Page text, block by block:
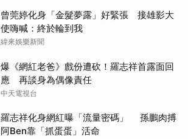
曾莞婷化身「金髮夢露」好緊張 接雄影大
使嗨喊：終於輪到我
緯來娛樂新聞
爆《網紅老爸》戲份遭砍！羅志祥首露面回
應 再談身為偶像責任
中天電視台
羅志祥化身網紅曝「流量密碼」 孫鵬肉搏
阿Ben靠「抓蛋蛋」活命